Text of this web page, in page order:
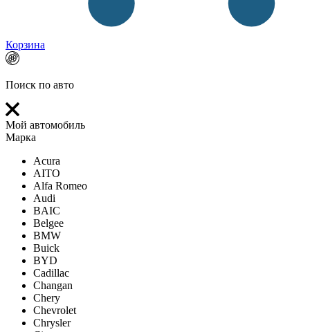
Корзина
Поиск по авто
Мой автомобиль
Марка
Acura
AITO
Alfa Romeo
Audi
BAIC
Belgee
BMW
Buick
BYD
Cadillac
Changan
Chery
Chevrolet
Chrysler